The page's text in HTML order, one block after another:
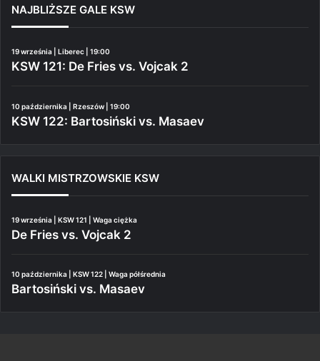
NAJBLIŻSZE GALE KSW
19 września | Liberec | 19:00
KSW 121: De Fries vs. Vojcak 2
10 października | Rzeszów | 19:00
KSW 122: Bartosiński vs. Masaev
WALKI MISTRZOWSKIE KSW
19 września | KSW 121 | Waga ciężka
De Fries vs. Vojcak 2
10 października | KSW 122 | Waga półśrednia
Bartosiński vs. Masaev